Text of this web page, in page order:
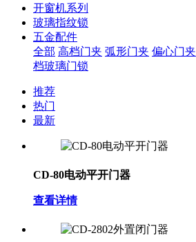
开窗机系列
玻璃指纹锁
五金配件
全部 高档门夹 弧形门夹 偏心门夹
档玻璃门锁
推荐
热门
最新
CD-80电动平开门器
查看详情